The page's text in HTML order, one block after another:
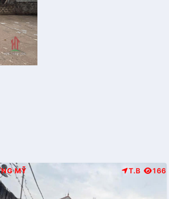
MỸ T.B 166